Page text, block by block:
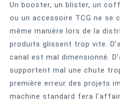
Un booster, un blister, un
ou un accessoire TCG ne se
même manière lors de la
produits glissent trop vite.
canal est mal dimensionné.
supportent mal une chute
première erreur des projets
machine standard fera